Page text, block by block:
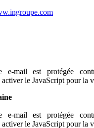
e-mail est protégée
le JavaScript pour la
e-mail est protégée
le JavaScript pour la